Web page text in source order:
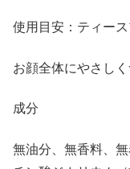
使用目安：ティー
お顔全体にやさしく
成分
無油分、無香料、